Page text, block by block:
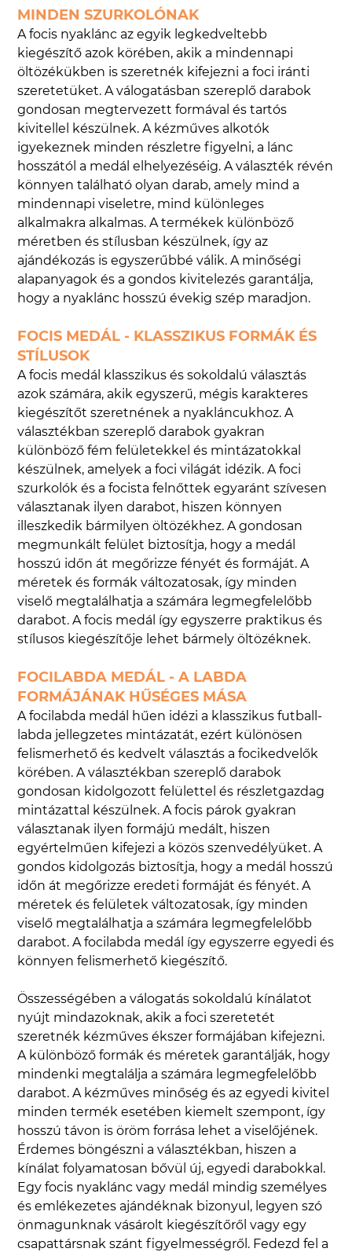
MINDEN SZURKOLÓNAK
A focis nyaklánc az egyik legkedveltebb
kiegészítő azok körében, akik a mindennapi
öltözékükben is szeretnék kifejezni a foci iránti
szeretetüket. A válogatásban szereplő darabok
gondosan megtervezett formával és tartós
kivitellel készülnek. A kézműves alkotók
igyekeznek minden részletre figyelni, a lánc
hosszától a medál elhelyezéséig. A választék révén
könnyen található olyan darab, amely mind a
mindennapi viseletre, mind különleges
alkalmakra alkalmas. A termékek különböző
méretben és stílusban készülnek, így az
ajándékozás is egyszerűbbé válik. A minőségi
alapanyagok és a gondos kivitelezés garantálja,
hogy a nyaklánc hosszú évekig szép maradjon.
FOCIS MEDÁL - KLASSZIKUS FORMÁK ÉS
STÍLUSOK
A focis medál klasszikus és sokoldalú választás
azok számára, akik egyszerű, mégis karakteres
kiegészítőt szeretnének a nyakláncukhoz. A
választékban szereplő darabok gyakran
különböző fém felületekkel és mintázatokkal
készülnek, amelyek a foci világát idézik. A foci
szurkolók és a focista felnőttek egyaránt szívesen
választanak ilyen darabot, hiszen könnyen
illeszkedik bármilyen öltözékhez. A gondosan
megmunkált felület biztosítja, hogy a medál
hosszú időn át megőrizze fényét és formáját. A
méretek és formák változatosak, így minden
viselő megtalálhatja a számára legmegfelelőbb
darabot. A focis medál így egyszerre praktikus és
stílusos kiegészítője lehet bármely öltözéknek.
FOCILABDA MEDÁL - A LABDA
FORMÁJÁNAK HŰSÉGES MÁSA
A focilabda medál hűen idézi a klasszikus futball-
labda jellegzetes mintázatát, ezért különösen
felismerhető és kedvelt választás a focikedvelők
körében. A választékban szereplő darabok
gondosan kidolgozott felülettel és részletgazdag
mintázattal készülnek. A focis párok gyakran
választanak ilyen formájú medált, hiszen
egyértelműen kifejezi a közös szenvedélyüket. A
gondos kidolgozás biztosítja, hogy a medál hosszú
időn át megőrizze eredeti formáját és fényét. A
méretek és felületek változatosak, így minden
viselő megtalálhatja a számára legmegfelelőbb
darabot. A focilabda medál így egyszerre egyedi és
könnyen felismerhető kiegészítő.
Összességében a válogatás sokoldalú kínálatot
nyújt mindazoknak, akik a foci szeretetét
szeretnék kézműves ékszer formájában kifejezni.
A különböző formák és méretek garantálják, hogy
mindenki megtalálja a számára legmegfelelőbb
darabot. A kézműves minőség és az egyedi kivitel
minden termék esetében kiemelt szempont, így
hosszú távon is öröm forrása lehet a viselőjének.
Érdemes böngészni a választékban, hiszen a
kínálat folyamatosan bővül új, egyedi darabokkal.
Egy focis nyaklánc vagy medál mindig személyes
és emlékezetes ajándéknak bizonyul, legyen szó
önmagunknak vásárolt kiegészítőről vagy egy
csapattársnak szánt figyelmességről. Fedezd fel a